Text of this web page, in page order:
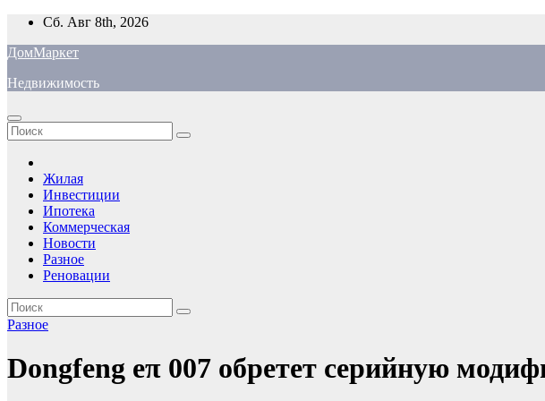
Перейти
содержимому
Сб. Авг 8th, 2026
ДомМаркет
Недвижимость
Жилая
Инвестиции
Ипотека
Коммерческая
Новости
Разное
Реновации
Разное
Dongfeng eπ 007 обретет серийную